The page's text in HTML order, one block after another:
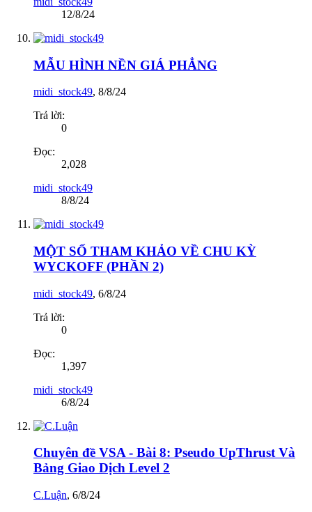
12/8/24
MẪU HÌNH NỀN GIÁ PHẲNG
midi_stock49, 8/8/24
Trả lời:
0
Đọc:
2,028
midi_stock49
8/8/24
MỘT SỐ THAM KHẢO VỀ CHU KỲ
WYCKOFF (PHẦN 2)
midi_stock49, 6/8/24
Trả lời:
0
Đọc:
1,397
midi_stock49
6/8/24
Chuyên đề VSA - Bài 8: Pseudo UpThrust Và
Bảng Giao Dịch Level 2
C.Luận, 6/8/24